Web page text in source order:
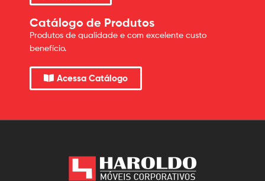
Catálogo de Produtos
Produtos de qualidade e com excelente custo
benefício.
Acessa Catálogo